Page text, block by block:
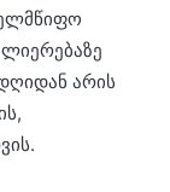
არის